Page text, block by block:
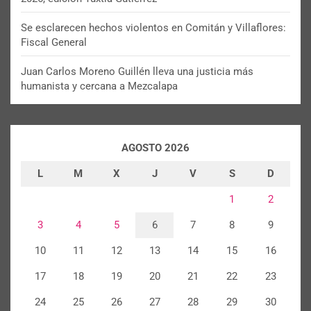
Se esclarecen hechos violentos en Comitán y Villaflores:
Fiscal General
Juan Carlos Moreno Guillén lleva una justicia más
humanista y cercana a Mezcalapa
AGOSTO 2026
L M X J V S D
1 2
3 4 5 6 7 8 9
10 11 12 13 14 15 16
17 18 19 20 21 22 23
24 25 26 27 28 29 30